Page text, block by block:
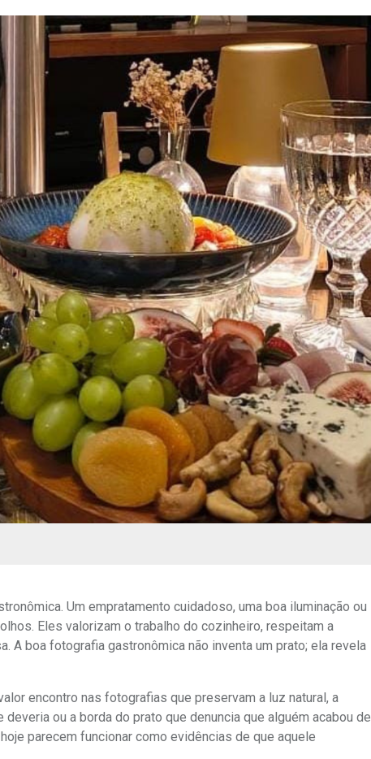
Um empratamento cuidadoso, uma boa iluminação ou
Eles valorizam o trabalho do cozinheiro, respeitam a
A boa fotografia gastronômica não inventa um prato; ela revela
encontro nas fotografias que preservam a luz natural, a
ou a borda do prato que denuncia que alguém acabou de
parecem funcionar como evidências de que aquele